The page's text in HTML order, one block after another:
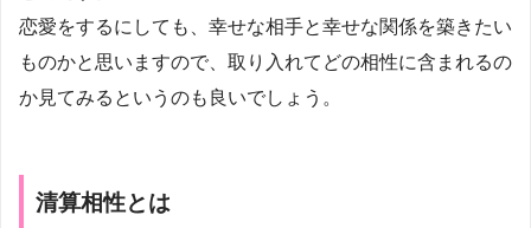
恋愛をするにしても、幸せな相手と幸せな関係を築きたい
ものかと思いますので、取り入れてどの相性に含まれるの
か見てみるというのも良いでしょう。
清算相性とは